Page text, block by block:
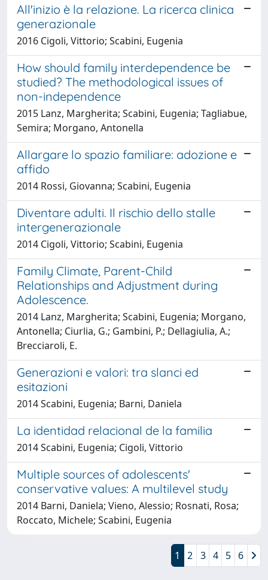
All'inizio è la relazione. La ricerca clinica
generazionale
2016 Cigoli, Vittorio; Scabini, Eugenia
How should family interdependence be
studied? The methodological issues of
non-independence
2015 Lanz, Margherita; Scabini, Eugenia; Tagliabue,
Semira; Morgano, Antonella
Allargare lo spazio familiare: adozione e
affido
2014 Rossi, Giovanna; Scabini, Eugenia
Diventare adulti. Il rischio dello stalle
intergenerazionale
2014 Cigoli, Vittorio; Scabini, Eugenia
Family Climate, Parent-Child
Relationships and Adjustment during
Adolescence.
2014 Lanz, Margherita; Scabini, Eugenia; Morgano,
Antonella; Ciurlia, G.; Gambini, P.; Dellagiulia, A.;
Brecciaroli, E.
Generazioni e valori: tra slanci ed
esitazioni
2014 Scabini, Eugenia; Barni, Daniela
La identidad relacional de la familia
2014 Scabini, Eugenia; Cigoli, Vittorio
Multiple sources of adolescents'
conservative values: A multilevel study
2014 Barni, Daniela; Vieno, Alessio; Rosnati, Rosa;
Roccato, Michele; Scabini, Eugenia
1 2 3 4 5 6